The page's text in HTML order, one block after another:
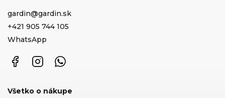
gardin@gardin.sk
+421 905 744 105
WhatsApp
FacebookInstagram
Všetko o nákupe